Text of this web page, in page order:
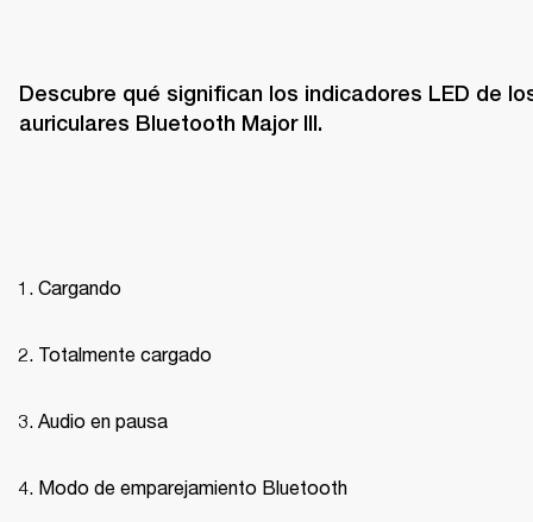
Descubre qué significan los indicadores LED de
auriculares Bluetooth Major III.
Cargando
Totalmente cargado
Audio en pausa
Modo de emparejamiento Bluetooth